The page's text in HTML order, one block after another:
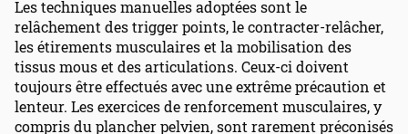
Les techniques manuelles adoptées sont le
relâchement des trigger points, le contracter-relâcher,
les étirements musculaires et la mobilisation des
tissus mous et des articulations. Ceux-ci doivent
toujours être effectués avec une extrême précaution et
lenteur. Les exercices de renforcement musculaires, y
compris du plancher pelvien, sont rarement préconisés